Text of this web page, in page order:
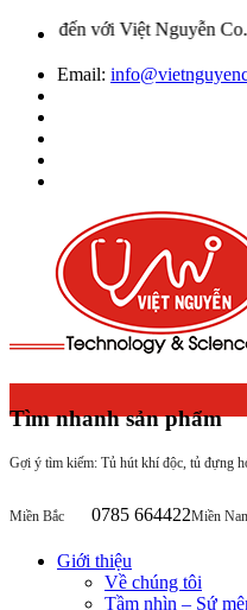
Nguyễn Co. Nếu bạn cần
Email:
Tìm nhanh sản phẩm
Gợi ý tìm kiếm: Tủ hút khí độc, tủ đựng
Miền Bắc 0785 664422Miền
Giới thiệu
Về chúng tôi
Tầm nhìn – Sứ